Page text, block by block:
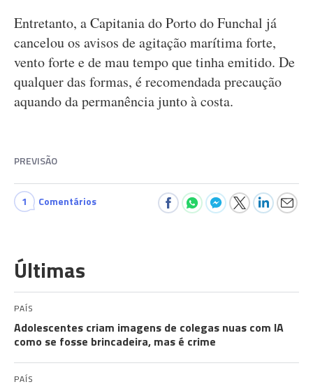
Entretanto, a Capitania do Porto do Funchal já
cancelou os avisos de agitação marítima forte,
vento forte e de mau tempo que tinha emitido. De
qualquer das formas, é recomendada precaução
aquando da permanência junto à costa.
PREVISÃO
1 Comentários
Últimas
PAÍS
Adolescentes criam imagens de colegas nuas com IA
como se fosse brincadeira, mas é crime
PAÍS